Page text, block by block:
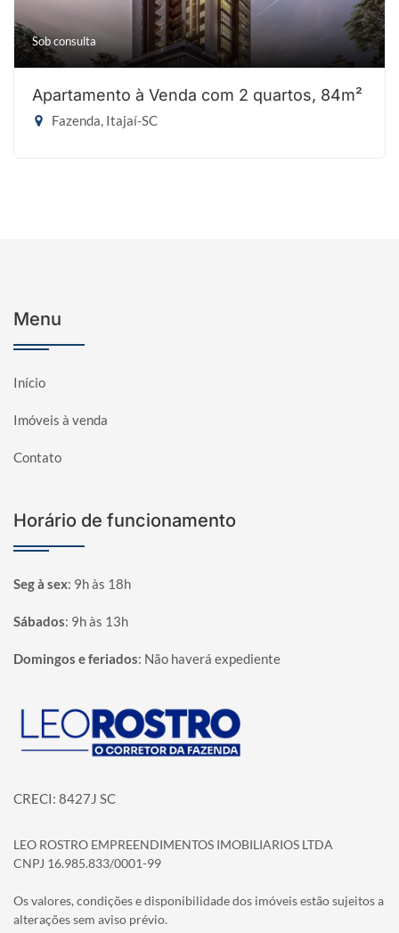
Sob consulta
Apartamento à Venda com 2 quartos, 84m²
Fazenda, Itajaí-SC
Menu
Início
Imóveis à venda
Contato
Horário de funcionamento
Seg à sex: 9h às 18h
Sábados: 9h às 13h
Domingos e feriados: Não haverá expediente
Página inicial
CRECI: 8427J SC
LEO ROSTRO EMPREENDIMENTOS IMOBILIARIOS LTDA
CNPJ 16.985.833/0001-99
Os valores, condições e disponibilidade dos imóveis estão sujeitos a
alterações sem aviso prévio.